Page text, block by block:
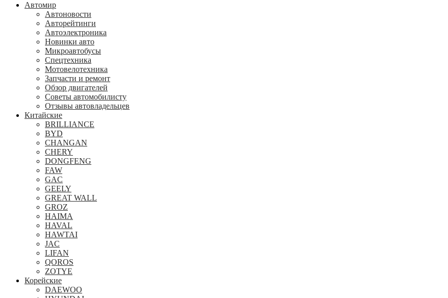
Автомир
Автоновости
Авторейтинги
Автоэлектроника
Новинки авто
Микроавтобусы
Спецтехника
Мотовелотехника
Запчасти и ремонт
Обзор двигателей
Советы автомобилисту
Отзывы автовладельцев
Китайские
BRILLIANCE
BYD
CHANGAN
CHERY
DONGFENG
FAW
GAC
GEELY
GREAT WALL
GROZ
HAIMA
HAVAL
HAWTAI
JAC
LIFAN
QOROS
ZOTYE
Корейские
DAEWOO